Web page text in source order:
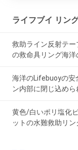
ライフブイ リン
救助ライン反射テ
の救命具リング海洋
海洋のLifebuoyの安
ン内部に閉じ込め
黄色/白いポリ塩化
ットの水難救助リン